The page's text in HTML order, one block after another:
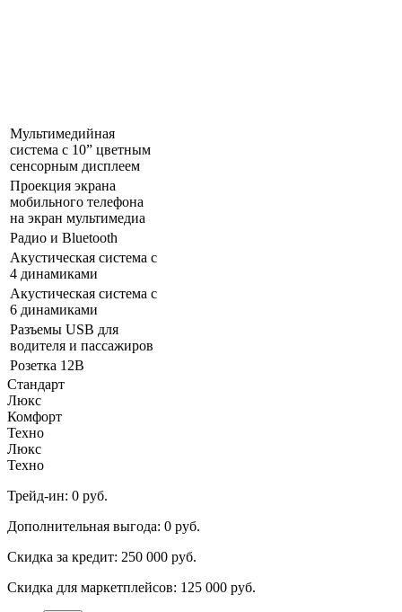
Мультимедийная
система с 10” цветным
сенсорным дисплеем
Проекция экрана
мобильного телефона
на экран мультимедиа
Радио и Bluetooth
Акустическая система с
4 динамиками
Акустическая система с
6 динамиками
Разъeмы USB для
водителя и пассажиров
Розетка 12В
Стандарт
Люкс
Комфорт
Техно
Люкс
Техно
Трейд-ин: 0 руб.
Дополнительная выгода: 0 руб.
Скидка за кредит: 250 000 руб.
Скидка для маркетплейсов: 125 000 руб.